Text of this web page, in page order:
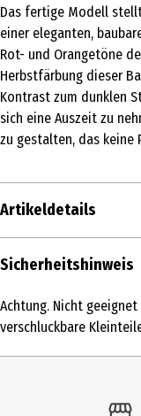
Das fertige Modell
einer eleganten,
Rot- und Orangetöne
Herbstfärbung dieser
Kontrast zum dunklen
sich eine Auszeit zu
zu gestalten, das keine
Artikeldetails
Inhalt
Produkttyp
Sicherheitshinweis
Achtung. Nicht
verschluckbare